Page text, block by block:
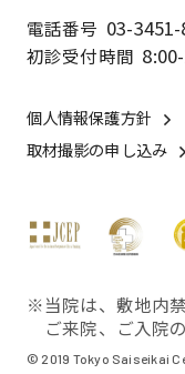
電話番号 03-
初診受付時間
個人情報保護方針
取材撮影の申し込み
※当院は、敷地内禁
ご来院、ご入院
© 2019 Tokyo Saiseikai